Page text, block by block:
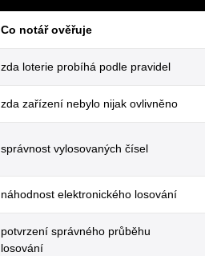
Co notář ověřuje
zda loterie probíhá podle pravidel
zda zařízení nebylo nijak ovlivněno
správnost vylosovaných čísel
náhodnost elektronického losování
potvrzení správného průběhu
losování